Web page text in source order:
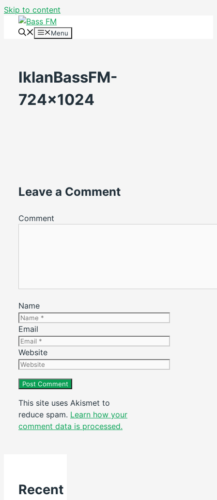
Skip to content
Menu
IklanBassFM-
724×1024
Leave a Comment
Comment
Name
Email
Website
This site uses Akismet to
reduce spam. Learn how your
comment data is processed.
Recent